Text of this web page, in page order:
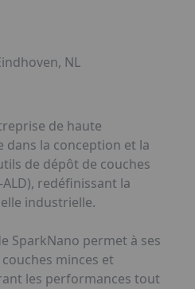
NL
de haute
dans la conception et la
de dépôt de couches
redéfinissant la
industrielle.
SparkNano permet à ses
minces et
les performances tout